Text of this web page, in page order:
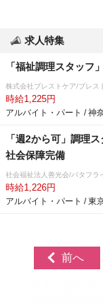
求人特集
「福祉調理スタッフ
株式会社ブレストケア/ブレス
時給1,225円
アルバイト・パート / 神
「週2から可」調理
社会保障完備
社会福祉法人善光会/バタフラ
時給1,226円
アルバイト・パート / 東
前へ